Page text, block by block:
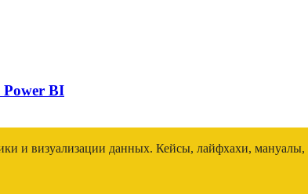
Power BI
и визуализации данных. Кейсы, лайфхахи, мануалы,